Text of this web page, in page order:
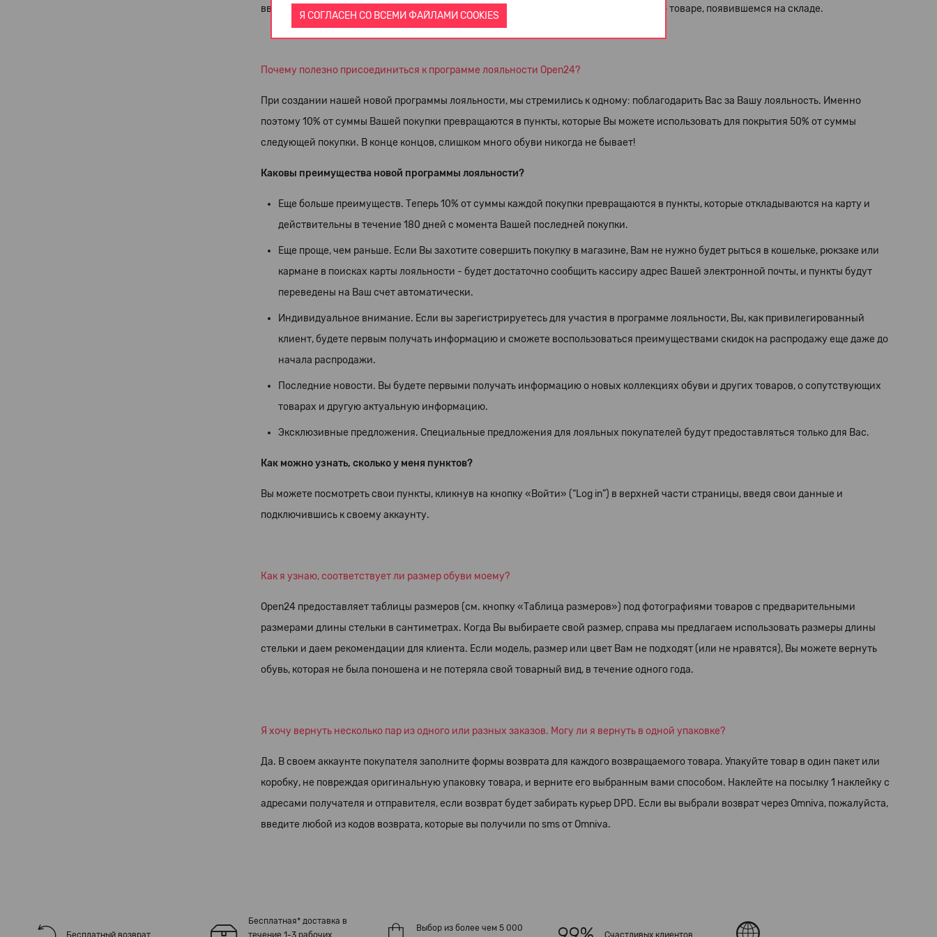
Я СОГЛАСЕН СО ВСЕМИ ФАЙЛАМИ COOKIES
введите свой адрес электронной почты, на который Вы хотите получить сообщение о товаре, появившемся на складе.
Почему полезно присоединиться к программе лояльности Open24?
При создании нашей новой программы лояльности, мы стремились к одному: поблагодарить Вас за Вашу лояльность. Именно
поэтому 10% от суммы Вашей покупки превращаются в пункты, которые Вы можете использовать для покрытия 50% от суммы
следующей покупки. В конце концов, слишком много обуви никогда не бывает!
Каковы преимущества новой программы лояльности?
Еще больше преимуществ. Теперь 10% от суммы каждой покупки превращаются в пункты, которые откладываются на карту и
действительны в течение 180 дней с момента Вашей последней покупки.
Еще проще, чем раньше. Если Вы захотите совершить покупку в магазине, Вам не нужно будет рыться в кошельке, рюкзаке или
кармане в поисках карты лояльности - будет достаточно сообщить кассиру адрес Вашей электронной почты, и пункты будут
переведены на Ваш счет автоматически.
Индивидуальное внимание. Если вы зарегистрируетесь для участия в программе лояльности, Вы, как привилегированный
клиент, будете первым получать информацию и сможете воспользоваться преимуществами скидок на распродажу еще даже до
начала распродажи.
Последние новости. Вы будете первыми получать информацию о новых коллекциях обуви и других товаров, о сопутствующих
товарах и другую актуальную информацию.
Эксклюзивные предложения. Специальные предложения для лояльных покупателей будут предоставляться только для Вас.
Как можно узнать, сколько у меня пунктов?
Вы можете посмотреть свои пункты, кликнув на кнопку «Войти» (“Log in”) в верхней части страницы, введя свои данные и
подключившись к своему аккаунту.
Как я узнаю, соответствует ли размер обуви моему?
Open24 предоставляет таблицы размеров (см. кнопку «Таблица размеров») под фотографиями товаров с предварительными
размерами длины стельки в сантиметрах. Когда Вы выбираете свой размер, справа мы предлагаем использовать размеры длины
стельки и даем рекомендации для клиента. Если модель, размер или цвет Вам не подходят (или не нравятся), Вы можете вернуть
обувь, которая не была поношена и не потеряла свой товарный вид, в течение одного года.
Я хочу вернуть несколько пар из одного или разных заказов. Могу ли я вернуть в одной упаковке?
Да. В своем аккаунте покупателя заполните формы возврата для каждого возвращаемого товара. Упакуйте товар в один пакет или
коробку, не повреждая оригинальную упаковку товара, и верните его выбранным вами способом. Наклейте на посылку 1 наклейку с
адресами получателя и отправителя, если возврат будет забирать курьер DPD. Если вы выбрали возврат через Omniva, пожалуйста,
введите любой из кодов возврата, которые вы получили по sms от Omniva.
Бесплатный возврат
Бесплатная* доставка в
течение 1-3 рабочих
Выбор из более чем 5 000
Счастливых клиентов